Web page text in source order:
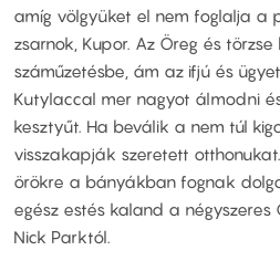
amíg völgyüket el nem foglalja a
zsarnok, Kupor. Az Öreg és
száműzetésbe, ám az ifjú és
Kutylaccal mer nagyot álmodni
kesztyűt. Ha beválik a nem túl
visszakapják szeretett
örökre a bányákban fognak
egész estés kaland a négyszeres
Nick Parktól.